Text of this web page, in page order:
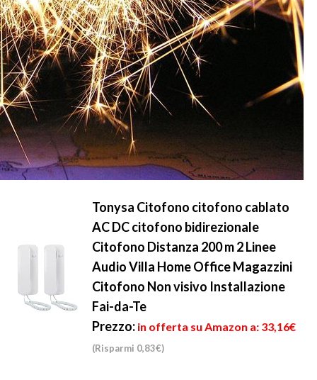
Tonysa Citofono citofono cablato
AC DC citofono bidirezionale
Citofono Distanza 200 m 2 Linee
Audio Villa Home Office Magazzini
Citofono Non visivo Installazione
Fai-da-Te
Prezzo: in offerta su Amazon a: 33,16€
(Risparmi 0,83€)